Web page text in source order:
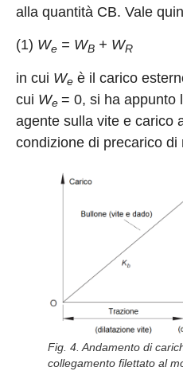
alla quantità CB. Vale
(1) We = WB + WR
in cui We è il carico
cui We = 0, si ha appunto
agente sulla vite e carico
condizione di precarico di
Fig. 4. Andamento di
collegamento filettato al